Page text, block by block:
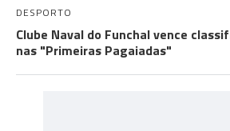
DESPORTO
Clube Naval do Funchal vence
nas "Primeiras Pagaiadas"